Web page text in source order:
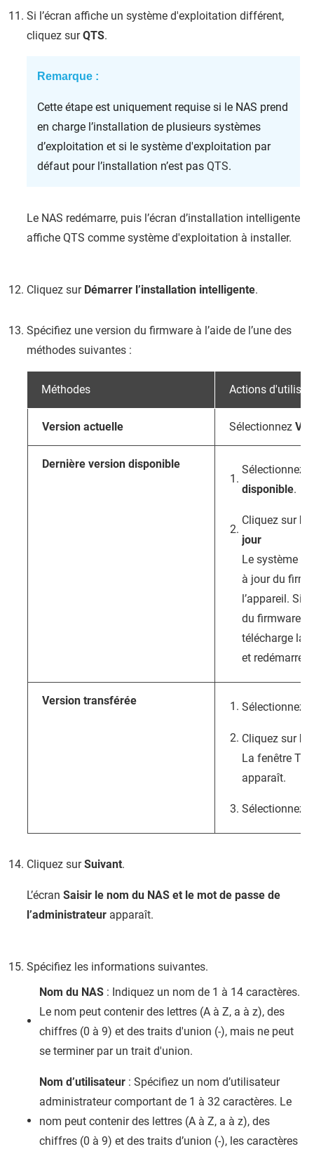
Si l’écran affiche un système d'exploitation différent,
cliquez surQTS.
Remarque :
Cette étape est uniquement requise si le NAS prend
en charge l’installation de plusieurs systèmes
d’exploitation et si le système d'exploitation par
défaut pour l’installation n’est pas QTS.
Le NAS redémarre, puis l’écran d’installation intelligente
affiche QTS comme système d'exploitation à installer.
Cliquez sur Démarrer l’installation intelligente.
Spécifiez une version du firmware à l’aide de l’une des
méthodes suivantes :
Méthodes Actions
Version actuelle Sélectionnez
Dernière version disponible Sélectionnez
disponible.
Cliquez sur
jour
Le système
à jour du
l’appareil. Si
du firmware
télécharge la
et redémarre
Version transférée Sélectionnez
Cliquez sur
La fenêtre
apparaît.
Sélectionnez
Cliquez surSuivant.
L’écran Saisir le nom du NAS et le mot de passe de
l’administrateur apparaît.
Spécifiez les informations suivantes.
Nom du NAS : Indiquez un nom de 1 à 14 caractères.
Le nom peut contenir des lettres (A à Z, a à z), des
chiffres (0 à 9) et des traits d'union (-), mais ne peut
se terminer par un trait d'union.
Nom d’utilisateur : Spécifiez un nom d’utilisateur
administrateur comportant de 1 à 32 caractères. Le
nom peut contenir des lettres (A à Z, a à z), des
chiffres (0 à 9) et des traits d’union (-), les caractères